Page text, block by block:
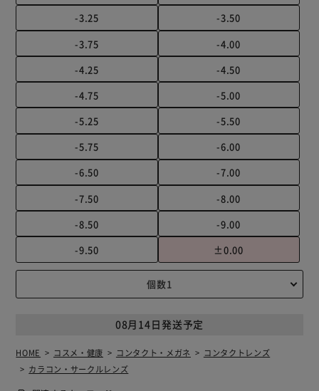
-3.25
-3.50
-3.75
-4.00
-4.25
-4.50
-4.75
-5.00
-5.25
-5.50
-5.75
-6.00
-6.50
-7.00
-7.50
-8.00
-8.50
-9.00
-9.50
±0.00
08月14日発送予定
HOME コスメ・健康 コンタクト・メガネ
コンタクトレンズ
カラコン・サークルレンズ